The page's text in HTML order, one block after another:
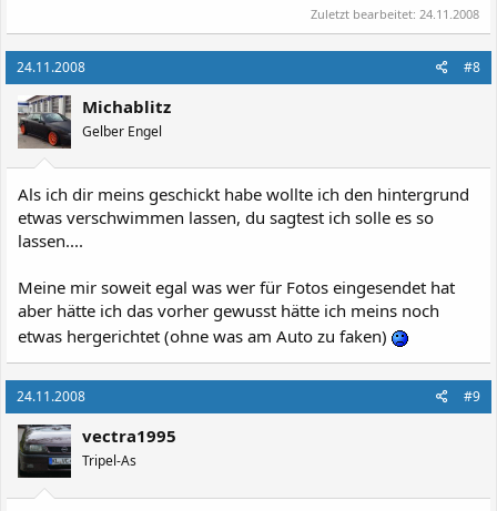
Zuletzt bearbeitet: 24.11.2008
24.11.2008 #8
Michablitz
Gelber Engel
Als ich dir meins geschickt habe wollte ich den hintergrund
etwas verschwimmen lassen, du sagtest ich solle es so
lassen....
Meine mir soweit egal was wer für Fotos eingesendet hat
aber hätte ich das vorher gewusst hätte ich meins noch
etwas hergerichtet (ohne was am Auto zu faken)
24.11.2008 #9
vectra1995
Tripel-As